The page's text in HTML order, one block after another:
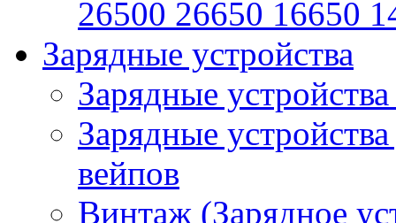
26500 26650 16650
Зарядные устройства
Зарядные
Зарядные
вейпов
Винтаж (Зарядное